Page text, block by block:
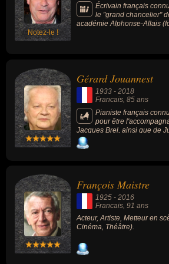
majeures pour le traitement
compression du son et de
numérique. La compression
ou les normes de
Notez-le !
Écrivain français
le "grand chancelier"
académie Alphonse-Allais
à l'occasion du centenaire
Gérard Jouannest
1933 - 2018
Francais , 85 ans
Pianiste français
pour être
Jacques Brel, ainsi que de
dont il fut l'époux.
François Maistre
1925 - 2016
Francais, 91 ans
Acteur, Artiste, Metteur en
Cinéma, Théâtre).